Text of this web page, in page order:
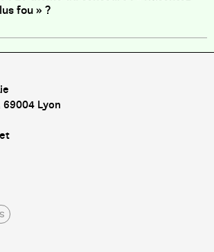
fou » ?
69004 Lyon